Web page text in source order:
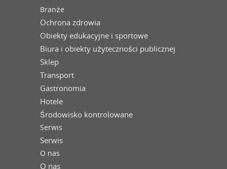
Branże
Ochrona zdrowia
Obiekty edukacyjne i sportowe
Biura i obiekty użyteczności publicznej
Sklep
Transport
Gastronomia
Hotele
Środowisko kontrolowane
Serwis
Serwis
O nas
O nas